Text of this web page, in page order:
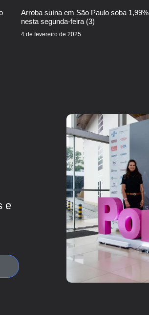
Arroba suína em São Paulo soba 1,99%
nesta segunda-feira (3)
4 de fevereiro de 2025
e